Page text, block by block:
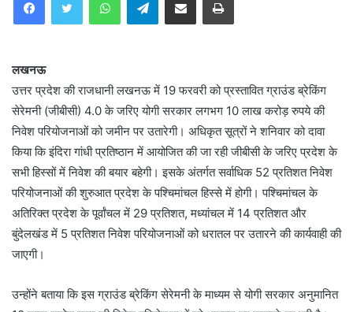
लखनऊ
उत्तर प्रदेश की राजधानी लखनऊ में 19 फरवरी को प्रस्तावित ग्राउंड ब्रेकिंग
सेरेमनी (जीबीसी) 4.0 के जरिए योगी सरकार लगभग 10 लाख करोड़ रुपये की
निवेश परियोजनाओं को जमीन पर उतारेगी। अधिकृत सूत्रों ने शनिवार को दावा
किया कि इंदिरा गांधी प्रतिष्ठान में आयोजित की जा रही जीबीसी के जरिए प्रदेश के
सभी हिस्सों में निवेश की बयार बहेगी। इसके अंतर्गत सर्वाधिक 52 प्रतिशत निवेश
परियोजनाओं की शुरुआत प्रदेश के पश्चिमांचल हिस्से में होगी। पश्चिमांचल के
अतिरिक्त प्रदेश के पूर्वांचल में 29 प्रतिशत, मध्यांचल में 14 प्रतिशत और
बुंदेलखंड में 5 प्रतिशत निवेश परियोजनाओं को धरातल पर उतारने की कार्यवाही की
जाएगी।
उन्होंने बताया कि इस ग्राउंड ब्रेकिंग सेरेमनी के माध्यम से योगी सरकार अनुमानित